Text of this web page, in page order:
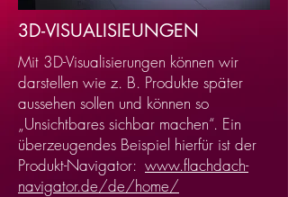
3D-VISUALISIEUNGEN
Mit 3D-Visualisierungen können wir
darstellen wie z. B. Produkte später
aussehen sollen und können so
„Unsichtbares sichbar machen“. Ein
überzeugendes Beispiel hierfür ist der
Produkt-Navigator: www.flachdach-
navigator.de/de/home/